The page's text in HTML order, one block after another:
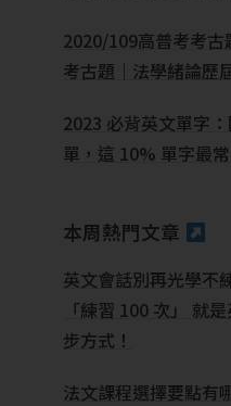
2020/109高普考考古
考古題｜法學緒論歷
2023 必背英文單字
單，這 10% 單字最常
本周熱門文章
英文會話別再光學不
「練習 100 次」 就
步方式！
法文課程選擇要點有